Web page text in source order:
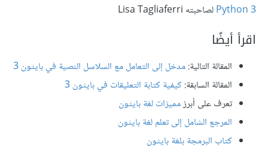
Python 3لصاحبته Lisa Tagliaferri
اقرأ أيضًا
المقالة التالية:مدخل إلى التعامل مع السلاسل النصية في بايثون 3
المقالة السابقة:كيفية كتابة التعليقات في بايثون 3
تعرف على أبرزمميزات لغة بايثون
المرجع الشامل إلى تعلم لغة بايثون
كتاب البرمجة بلغة بايثون